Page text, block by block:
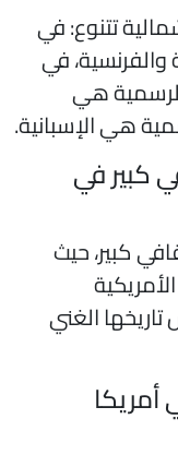
تتنوع: في
في
هي
هي الإسبانية.
في
كبير، حيث
الغني